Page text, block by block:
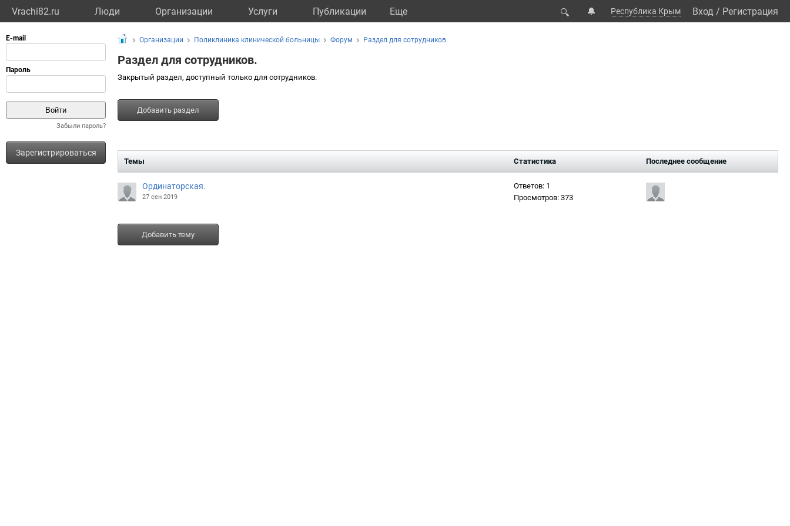
Vrachi82.ru Люди Организации Услуги Публикации Eще 🔍 🔔 Республика Крым Вход / Регистрация
Забыли пароль?
Зарегистрироваться
Организации Поликлиника клинической больницы Форум Раздел для сотрудников.
Раздел для сотрудников.
Закрытый раздел, доступный только для сотрудников.
Добавить раздел
Темы Статистика Последнее сообщение
Ординаторская.
27 сен 2019
Ответов: 1
Просмотров: 373
Добавить тему